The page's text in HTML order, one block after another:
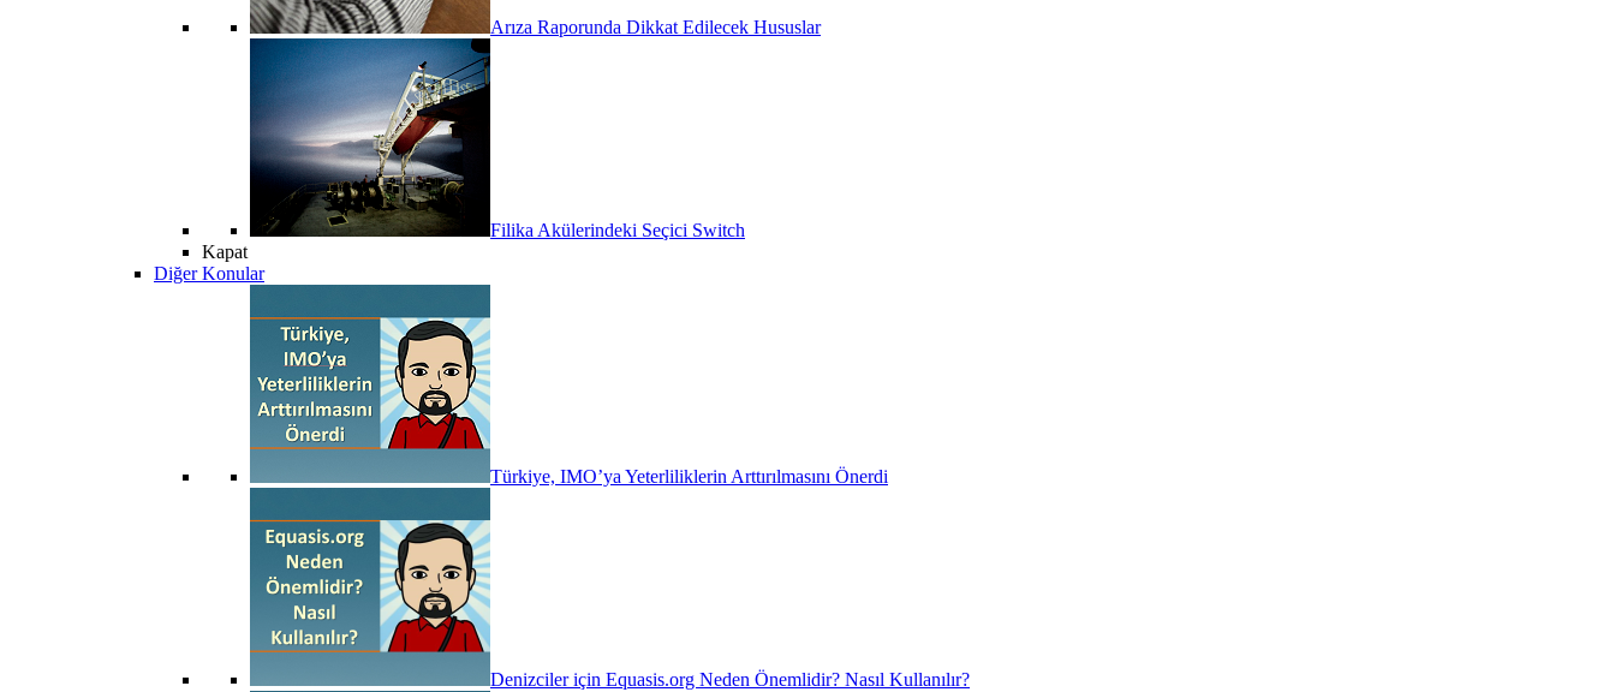
Arıza Raporunda Dikkat Edilecek Hususlar
Filika Akülerindeki Seçici Switch
Kapat
Diğer Konular
Türkiye, IMO’ya Yeterliliklerin Arttırılmasını Önerdi
Denizciler için Equasis.org Neden Önemlidir? Nasıl Kullanılır?